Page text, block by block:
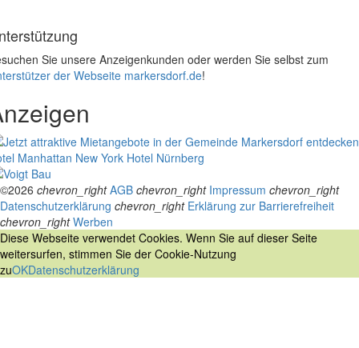
Sie unsere Anzeigenkunden oder werden Sie selbst zum
der Webseite markersdorf.de!
Manhattan New York Hotel Nürnberg
©2026 chevron_right AGB chevron_right Impressum chevron_right
Datenschutzerklärung chevron_right Erklärung zur Barrierefreiheit
chevron_right Werben
Diese Webseite verwendet Cookies. Wenn Sie auf dieser Seite
weitersurfen, stimmen Sie der Cookie-Nutzung
zuOKDatenschutzerklärung